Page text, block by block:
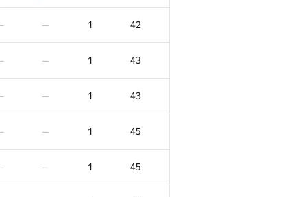
— 1 42
— 1 43
— 1 43
— 1 45
— 1 45